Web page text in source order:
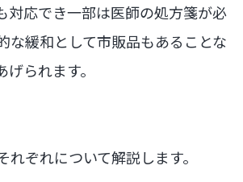
対応でき一部は医師の処方箋が必
な緩和として市販品もあることな
られます。
れぞれについて解説します。